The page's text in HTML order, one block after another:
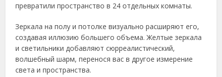
превратили пространство в 24 отдельных комнаты.
Зеркала на полу и потолке визуально расширяют его,
создавая иллюзию большего объема. Желтые зеркала
и светильники добавляют сюрреалистический,
волшебный шарм, перенося вас в другое измерение
света и пространства.